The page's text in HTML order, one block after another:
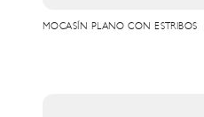
MOCASÍN PLANO CON ESTRIBOS